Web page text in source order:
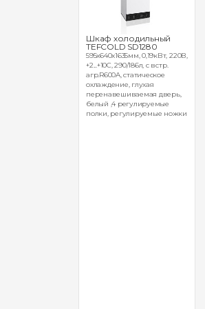
Шкаф холодильный
TEFCOLD SD1280
595x640x1635мм, 0,19кВт, 220В,
+2...+10С, 290/186л, с встр.
агр.R600A, статическое
охлаждение, глухая
перенавешиваемая дверь,
белый ,4 регулируемые
полки, регулируемые ножки